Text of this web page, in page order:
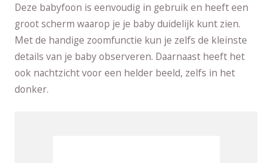
Deze babyfoon is eenvoudig in gebruik en heeft een
groot scherm waarop je je baby duidelijk kunt zien.
Met de handige zoomfunctie kun je zelfs de kleinste
details van je baby observeren. Daarnaast heeft het
ook nachtzicht voor een helder beeld, zelfs in het
donker.